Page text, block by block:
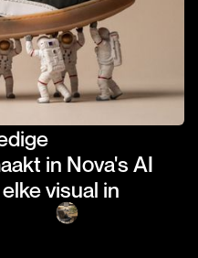
in Nova's AI
visual in